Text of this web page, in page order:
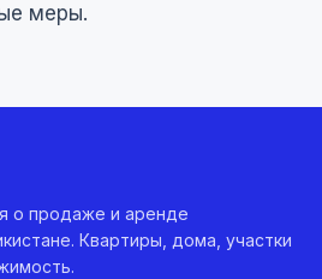
меры.
о продаже и аренде
Квартиры, дома, участки